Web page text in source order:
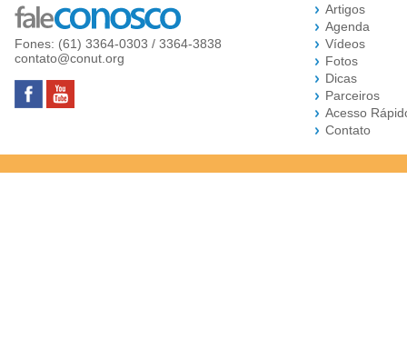
Fones: (61) 3364-0303 / 3364-3838
contato@conut.org
Artigos
Agenda
Vídeos
Fotos
Dicas
Parceiros
Acesso
Contato